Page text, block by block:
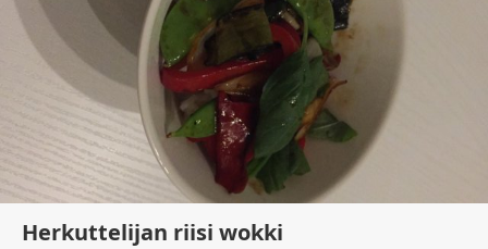
Herkuttelijan riisi wokki